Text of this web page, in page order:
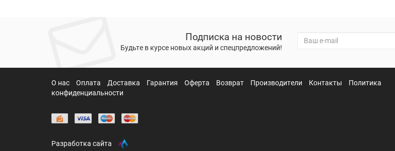
Подписка на новости
Будьте в курсе новых акций и спецпредложений!
О нас Оплата Доставка Гарантия Оферта Возврат Производители Контакты
Политика
конфиденциальности
Разработка сайта